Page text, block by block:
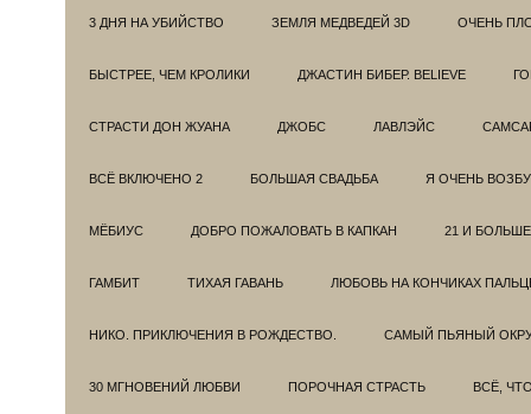
3 ДНЯ НА УБИЙСТВО ЗЕМЛЯ МЕДВЕДЕЙ 3D ОЧЕНЬ
БЫСТРЕЕ, ЧЕМ КРОЛИКИ ДЖАСТИН БИБЕР. BELIEVE
СТРАСТИ ДОН ЖУАНА ДЖОБС ЛАВЛЭЙС
ВСЁ ВКЛЮЧЕНО 2 БОЛЬШАЯ СВАДЬБА Я ОЧЕНЬ
МЁБИУС ДОБРО ПОЖАЛОВАТЬ В КАПКАН 21 И БОЛЬШЕ
ГАМБИТ ТИХАЯ ГАВАНЬ ЛЮБОВЬ НА КОНЧИКАХ
НИКО. ПРИКЛЮЧЕНИЯ В РОЖДЕСТВО. САМЫЙ ПЬЯНЫЙ
30 МГНОВЕНИЙ ЛЮБВИ ПОРОЧНАЯ СТРАСТЬ ВСЁ,